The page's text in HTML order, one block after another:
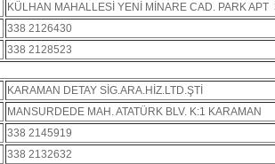
KÜLHAN MAHALLESİ YENİ MİNARE CAD. PARK APT
338 2126430
338 2128523
KARAMAN DETAY SİG.ARA.HİZ.LTD.ŞTİ
MANSURDEDE MAH. ATATÜRK BLV. K:1 KARAMAN
338 2145919
338 2132632